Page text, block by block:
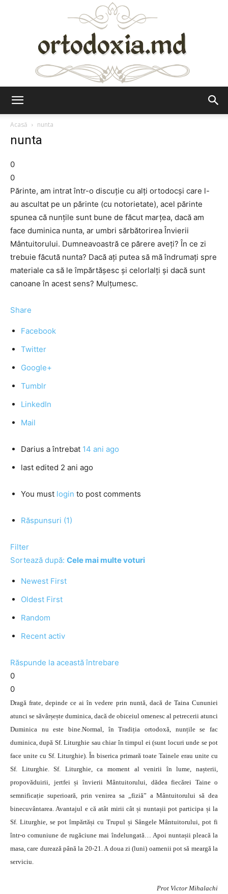
Acasă
nunta
nunta
0
0
Părinte, am intrat într-o discuţie cu alţi ortodocşi care l-
au ascultat pe un părinte (cu notorietate), acel părinte
spunea că nunţile sunt bune de făcut marţea, dacă am
face duminica nunta, ar umbri sărbătorirea Învierii
Mântuitorului. Dumneavoastră ce părere aveţi? În ce zi
trebuie făcută nunta? Dacă aţi putea să mă îndrumaţi spre
materiale ca să le împărtăşesc şi celorlalţi şi dacă sunt
canoane în acest sens? Mulţumesc.
Share
Facebook
Twitter
Google+
Tumblr
LinkedIn
Mail
Darius a întrebat 14 ani ago
last edited 2 ani ago
You must login to post comments
Răspunsuri (1)
Filter
Sortează după: Cele mai multe voturi
Newest First
Oldest First
Random
Recent activ
Răspunde la această întrebare
0
0
Dragă frate, depinde ce ai în vedere prin nuntă, dacă de Taina Cununiei
atunci se săvârșește duminica, dacă de obiceiul omenesc al petrecerii atunci
Duminica nu este bine.Normal, în Tradiția ortodoxă, nunțile se fac
duminica, după Sf. Liturghie sau chiar în timpul ei (sunt locuri unde se pot
face unite cu Sf. Liturghie). În biserica primară toate Tainele erau unite cu
Sf. Liturghie. Sf. Liturghie, ca moment al venirii în lume, nașterii,
propovăduirii, jertfei și învierii Mântuitorului, dădea fiecărei Taine o
semnificație superioară, prin venirea sa „fiziă” a Mântuitorului să dea
binecuvântarea. Avantajul e că atât mirii cât și nuntașii pot participa și la
Sf. Liturghie, se pot împărtăși cu Trupul și Sângele Mântuitorului, pot fi
într-o comuniune de rugăciune mai îndelungată… Apoi nuntașii pleacă la
masa, care durează până la 20-21. A doua zi (luni) oamenii pot să meargă la
serviciu.
Prot Victor Mihalachi